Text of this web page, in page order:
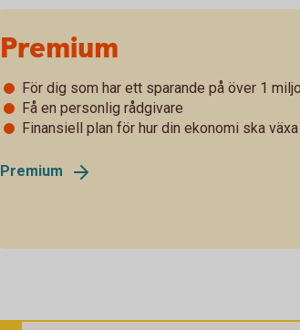
Premium
För dig som har ett sparande på över 1
Få en personlig rådgivare
Finansiell plan för hur din ekonomi ska växa
Premium